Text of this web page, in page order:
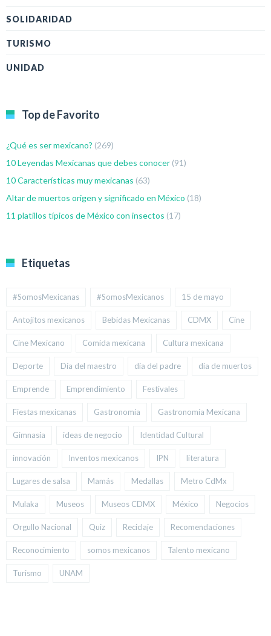
SOLIDARIDAD
TURISMO
UNIDAD
Top de Favorito
¿Qué es ser mexicano? (269)
10 Leyendas Mexicanas que debes conocer (91)
10 Características muy mexicanas (63)
Altar de muertos origen y significado en México (18)
11 platillos típicos de México con insectos (17)
Etiquetas
#SomosMexicanas #SomosMexicanos 15 de mayo
Antojitos mexicanos Bebidas Mexicanas CDMX Cine
Cine Mexicano Comida mexicana Cultura mexicana
Deporte Día del maestro día del padre día de muertos
Emprende Emprendimiento Festivales
Fiestas mexicanas Gastronomía Gastronomía Mexicana
Gimnasia ideas de negocio Identidad Cultural
innovación Inventos mexicanos IPN literatura
Lugares de salsa Mamás Medallas Metro CdMx
Mulaka Museos Museos CDMX México Negocios
Orgullo Nacional Quiz Reciclaje Recomendaciones
Reconocimiento somos mexicanos Talento mexicano
Turismo UNAM